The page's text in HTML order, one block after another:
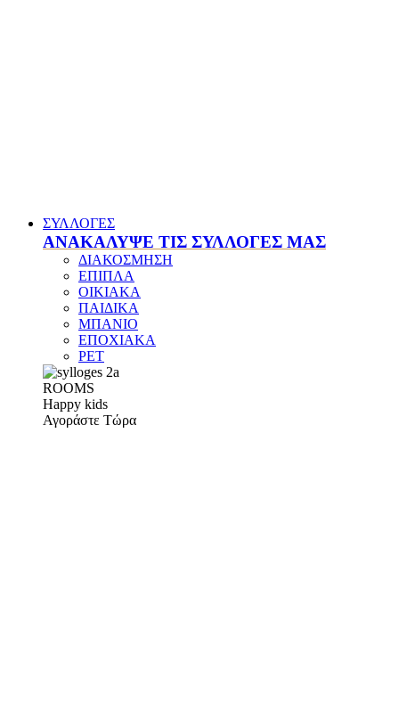
ΣΥΛΛΟΓΕΣ
ΑΝΑΚΑΛΥΨΕ ΤΙΣ ΣΥΛΛΟΓΕΣ ΜΑΣ
ΔΙΑΚΟΣΜΗΣΗ
ΕΠΙΠΛΑ
ΟΙΚΙΑΚΑ
ΠΑΙΔΙΚΑ
ΜΠΑΝΙΟ
ΕΠΟΧΙΑΚΑ
PET
ROOMS
Happy kids
Αγοράστε Τώρα